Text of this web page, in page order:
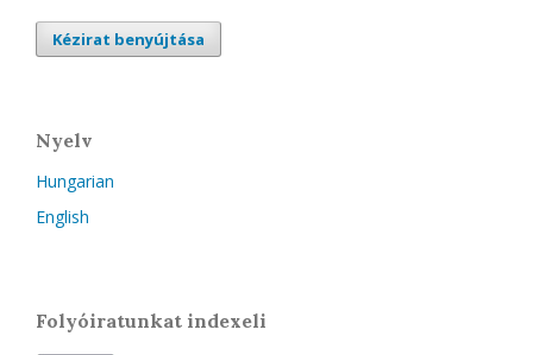
Kézirat benyújtása
Nyelv
Hungarian
English
Folyóiratunkat indexeli